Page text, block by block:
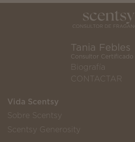
Tania Febles
Consultor Certificado
Biografía
CONTACTAR
Vida Scentsy
Sobre Scentsy
Scentsy Generosity